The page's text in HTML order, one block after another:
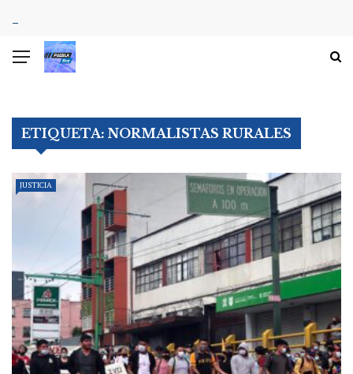
ETIQUETA: NORMALISTAS RURALES
JUSTICIA